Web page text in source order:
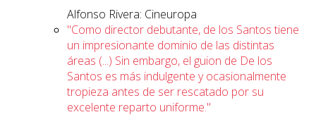
Alfonso Rivera: Cineuropa
"Como director debutante, de los Santos tiene
un impresionante dominio de las distintas
áreas (...) Sin embargo, el guion de De los
Santos es más indulgente y ocasionalmente
tropieza antes de ser rescatado por su
excelente reparto uniforme."